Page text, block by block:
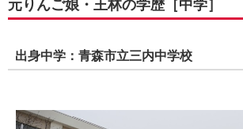
元りんご娘・王林の学歴［中学］
出身中学：青森市立三内中学校